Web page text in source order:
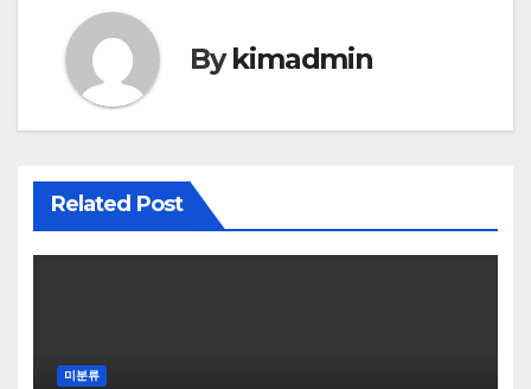
Bykimadmin
Related Post
미분류